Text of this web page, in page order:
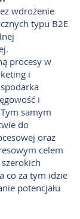
wdrożenie
typu B2E
procesy w
i
i
samym
do
oraz
celem
co za tym idzie
potencjału